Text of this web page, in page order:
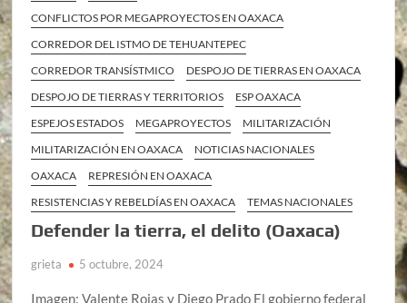
CONFLICTOS POR MEGAPROYECTOS EN OAXACA
CORREDOR DEL ISTMO DE TEHUANTEPEC
CORREDOR TRANSÍSTMICO
DESPOJO DE TIERRAS EN OAXACA
DESPOJO DE TIERRAS Y TERRITORIOS
ESP OAXACA
ESPEJOS ESTADOS
MEGAPROYECTOS
MILITARIZACIÓN
MILITARIZACIÓN EN OAXACA
NOTICIAS NACIONALES
OAXACA
REPRESIÓN EN OAXACA
RESISTENCIAS Y REBELDÍAS EN OAXACA
TEMAS NACIONALES
Defender la tierra, el delito (Oaxaca)
grieta 5 octubre, 2024
Imagen: Valente Rojas y Diego Prado El gobierno federal